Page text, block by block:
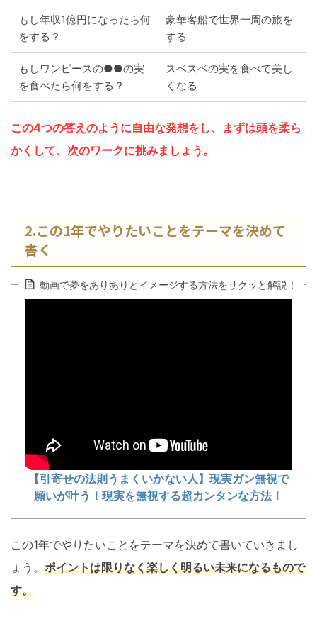
もし年収1億円になったら何
をする？
豪華客船で世界一周の旅を
する
もしワンピースの●●の実
を食べたら何をする？
スベスベの実を食べて美し
くなる
この4つの答えのように自由な発想をし、
まずは頭を柔ら
かくして、次のワークに挑みましょう。
2.この1年でやりたいことをテーマを決めて
書く
動画で夢をありありとイメージする方法をサクッと解説！
【引寄せの法則うまくいかない人】現実ガン無視で
願いが叶う！現実を無視する超カンタンな方法！
この1年でやりたいことをテーマを決めて書いていきまし
ょう。 ポイントは限りなく楽しく明るい未来になるもので
す。